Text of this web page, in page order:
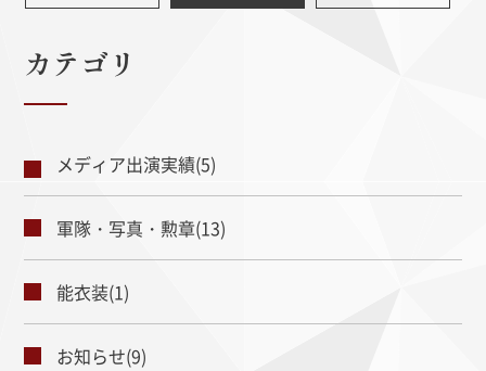
カテゴリ
メディア出演実績(5)
軍隊・写真・勲章(13)
能衣装(1)
お知らせ(9)